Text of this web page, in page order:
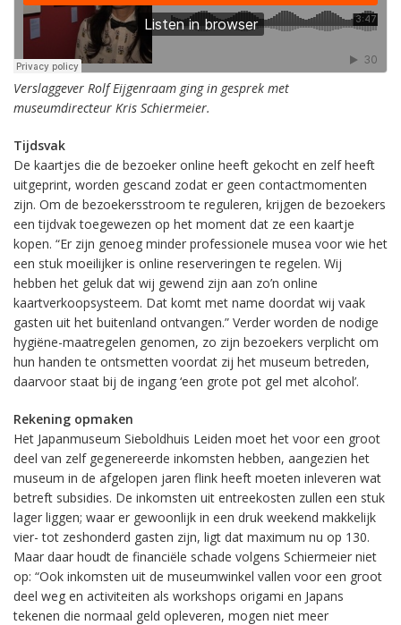
Verslaggever Rolf Eijgenraam ging in gesprek met
museumdirecteur Kris Schiermeier.
Tijdsvak
De kaartjes die de bezoeker online heeft gekocht en zelf heeft
uitgeprint, worden gescand zodat er geen contactmomenten
zijn. Om de bezoekersstroom te reguleren, krijgen de bezoekers
een tijdvak toegewezen op het moment dat ze een kaartje
kopen. “Er zijn genoeg minder professionele musea voor wie het
een stuk moeilijker is online reserveringen te regelen. Wij
hebben het geluk dat wij gewend zijn aan zo’n online
kaartverkoopsysteem. Dat komt met name doordat wij vaak
gasten uit het buitenland ontvangen.” Verder worden de nodige
hygiëne-maatregelen genomen, zo zijn bezoekers verplicht om
hun handen te ontsmetten voordat zij het museum betreden,
daarvoor staat bij de ingang ‘een grote pot gel met alcohol’.
Rekening opmaken
Het Japanmuseum Sieboldhuis Leiden moet het voor een groot
deel van zelf gegenereerde inkomsten hebben, aangezien het
museum in de afgelopen jaren flink heeft moeten inleveren wat
betreft subsidies. De inkomsten uit entreekosten zullen een stuk
lager liggen; waar er gewoonlijk in een druk weekend makkelijk
vier- tot zeshonderd gasten zijn, ligt dat maximum nu op 130.
Maar daar houdt de financiële schade volgens Schiermeier niet
op: “Ook inkomsten uit de museumwinkel vallen voor een groot
deel weg en activiteiten als workshops origami en Japans
tekenen die normaal geld opleveren, mogen niet meer